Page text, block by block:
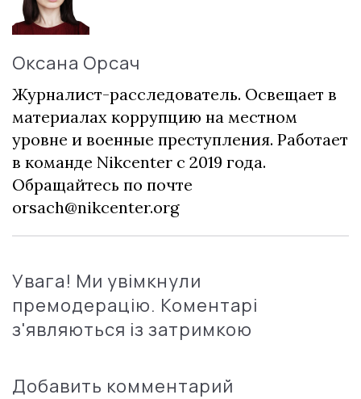
Оксана Орсач
Журналист-расследователь. Освещает в
материалах коррупцию на местном
уровне и военные преступления. Работает
в команде Nikcenter с 2019 года.
Обращайтесь по почте
orsach@nikcenter.org
Увага! Ми увімкнули
премодерацію. Коментарі
з'являються із затримкою
Добавить комментарий